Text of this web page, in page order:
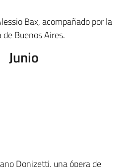
Bax, acompañado por la
Buenos Aires.
Junio
Donizetti, una ópera de